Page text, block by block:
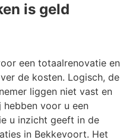
is geld
een totaalrenovatie en
de kosten. Logisch, de
liggen niet vast en
hebben voor u een
u inzicht geeft in de
in Bekkevoort. Het